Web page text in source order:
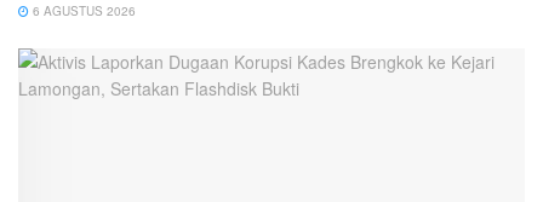
6 AGUSTUS 2026